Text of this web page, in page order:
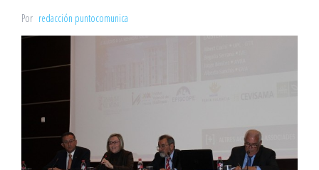
Por redacción puntocomunica